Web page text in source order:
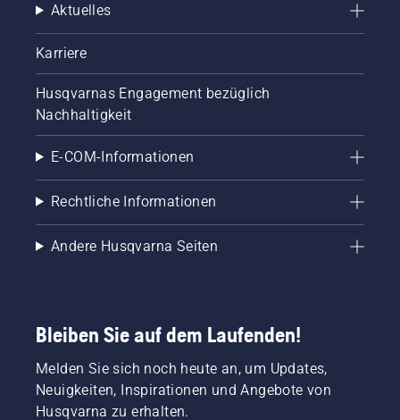
Aktuelles
Karriere
Husqvarnas Engagement bezüglich
Nachhaltigkeit
E-COM-Informationen
Rechtliche Informationen
Andere Husqvarna Seiten
Bleiben Sie auf dem Laufenden!
Melden Sie sich noch heute an, um Updates,
Neuigkeiten, Inspirationen und Angebote von
Husqvarna zu erhalten.